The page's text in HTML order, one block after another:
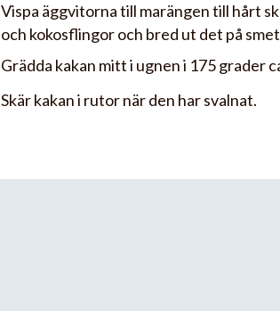
Vispa äggvitorna till marängen till hårt
och kokosflingor och bred ut det på
Grädda kakan mitt i ugnen i 175 grader
Skär kakan i rutor när den har svalnat.